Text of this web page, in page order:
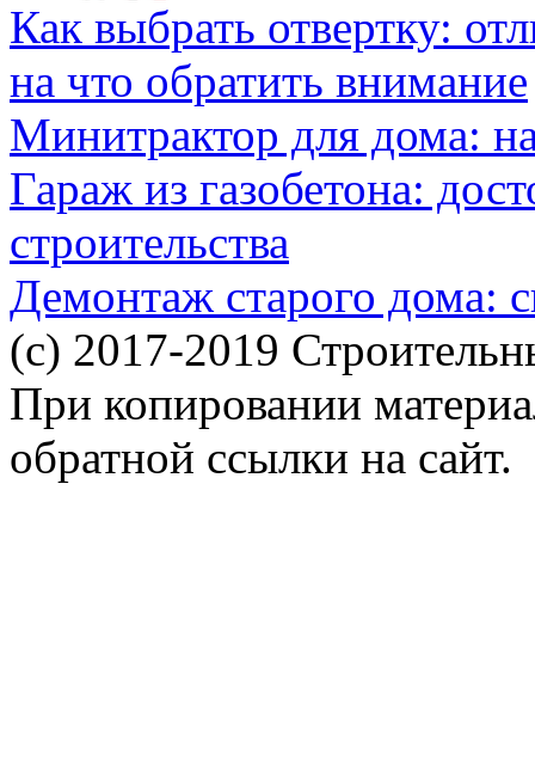
Как выбрать отвертку:
на что обратить внимание
Минитрактор для дома:
Гараж из газобетона:
строительства
Демонтаж старого дома:
(c) 2017-2019
При копировании
обратной ссылки на сайт.